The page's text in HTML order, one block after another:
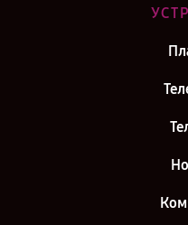
Ремонт